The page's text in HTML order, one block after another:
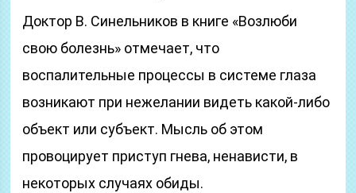
Доктор В. Синельников в книге «Возлюби
свою болезнь» отмечает, что
воспалительные процессы в системе глаза
возникают при нежелании видеть какой-либо
объект или субъект. Мысль об этом
провоцирует приступ гнева, ненависти, в
некоторых случаях обиды.